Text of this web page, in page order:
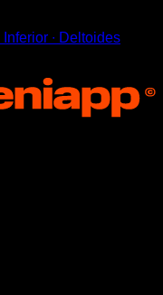
Inferior ∙ Deltoides